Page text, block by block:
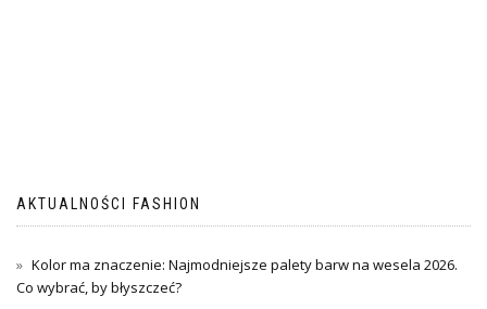
AKTUALNOŚCI FASHION
Kolor ma znaczenie: Najmodniejsze palety barw na wesela 2026.
Co wybrać, by błyszczeć?